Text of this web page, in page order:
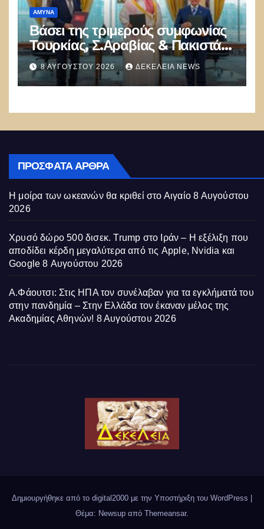
ΑΜΥΝΑ
Βάσει της τριμερούς συμφωνίας
Τουρκίας, Σ.Αραβίας & Πακιστάν
θα πολεμήσουν Ριάντ και
Ισλαμαμπάντ κατά της Ελλάδας!
8 ΑΥΓΟΎΣΤΟΥ 2026 ΔΕΚΈΛΕΙΑ NEWS
ΠΡΌΣΦΑΤΑ ΆΡΘΡΑ
Η μοίρα των ωκεανών θα κριθεί στο Αιγαίο 8 Αυγούστου
2026
Χρυσό δώρο 500 δισεκ. Trump στο Ιράν – Η εξέλιξη που
αποδίδει κέρδη μεγαλύτερα από τις Apple, Nvidia και
Google 8 Αυγούστου 2026
Α.Φάουτσι: Στις ΗΠΑ τον συνέλαβαν για τα εγκλήματά του
στην πανδημία – Στην Ελλάδα τον έκαναν μέλος της
Ακαδημίας Αθηνών! 8 Αυγούστου 2026
Δημιουργήθηκε από το digital2000 με την Υποστήριξη του WordPress
Θέμα: Newsup από Themeansar.